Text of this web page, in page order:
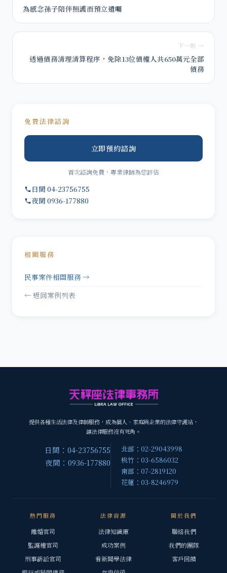
為感念孫子陪伴照護而預立遺囑
下一則 →
透過債務清理清算程序，免除13位債權人共650萬元全部
債務
免費法律諮詢
立即預約諮詢
首次諮詢免費，專業律師為您評估
日間 04-23756755
夜間 0936-177880
相關服務
民事案件相關服務 →
← 返回案例列表
提供各種生活法律及律師服務，成為個人、家庭與企業的法律守護站，
讓法律服務沒有死角。
日間：04-23756755
夜間：0936-177880
北部：02-29043998
桃竹：03-6586032
南部：07-2819120
花蓮：03-8246979
熱門服務
離婚官司
監護權官司
刑事訴訟官司
法律資源
法律知識庫
成功案例
看新聞學法律
關於我們
聯絡我們
我們的團隊
客戶回饋